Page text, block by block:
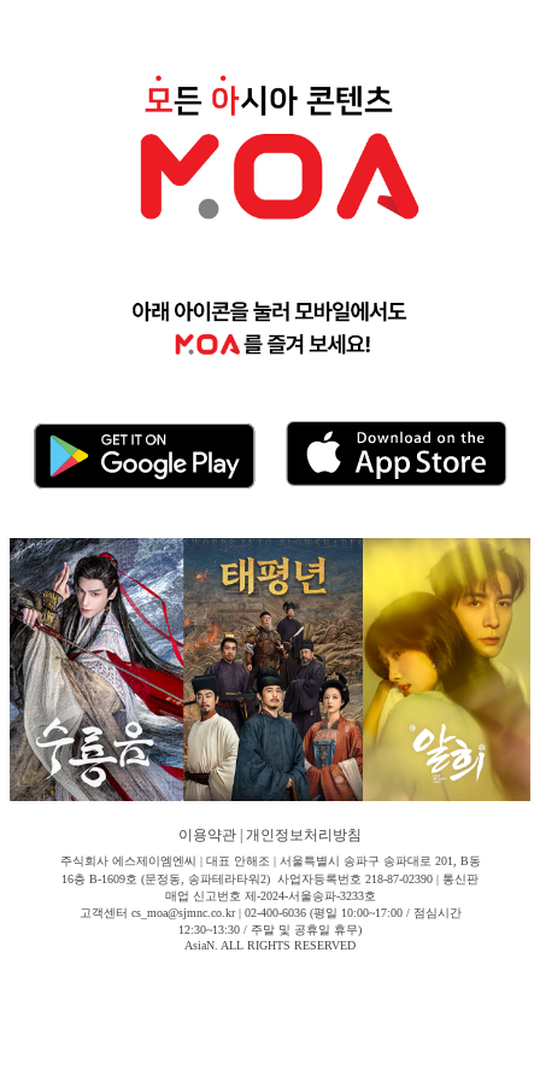
이용약관 개인정보처리방침
주식회사 에스제이엠엔씨 | 대표 안해조 | 서울특별시 송파구 송파대로 201, B동
16층 B-1609호 (문정동, 송파테라타워2) 사업자등록번호 218-87-02390 | 통신판
매업 신고번호 제-2024-서울송파-3233호
고객센터 cs_moa@sjmnc.co.kr | 02-400-6036 (평일 10:00~17:00 / 점심시간
12:30~13:30 / 주말 및 공휴일 휴무)
AsiaN. ALL RIGHTS RESERVED